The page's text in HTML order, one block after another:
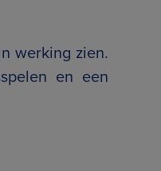
werking zien.
en een